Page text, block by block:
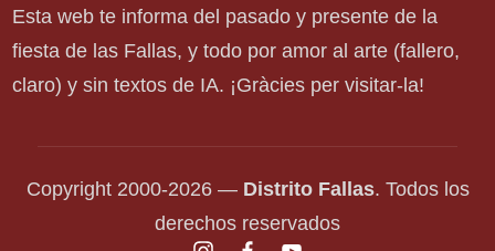
Esta web te informa del pasado y presente de la
fiesta de las Fallas, y todo por amor al arte (fallero,
claro) y sin textos de IA. ¡Gràcies per visitar-la!
Copyright 2000-2026 — Distrito Fallas. Todos los
derechos reservados